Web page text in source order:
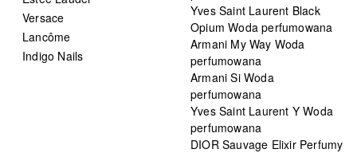
Versace
Lancôme
Indigo Nails
Yves Saint Laurent Black
Opium Woda perfumowana
Armani My Way Woda
perfumowana
Armani Si Woda
perfumowana
Yves Saint Laurent Y Woda
perfumowana
DIOR Sauvage Elixir Perfumy